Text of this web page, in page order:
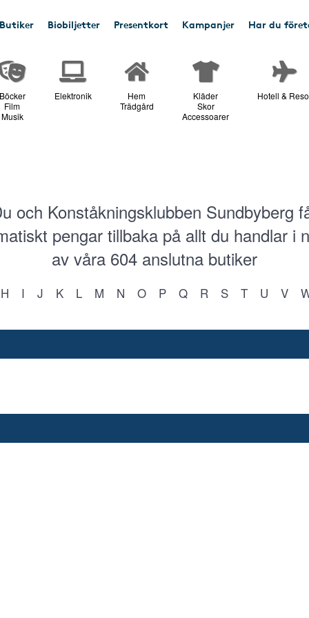
Butiker Biobiljetter Presentkort Kampanjer Har du
Film
Musik
Elektronik
Hem
Trädgård
Kläder
Skor
Accessoarer
Hotell &
och Konståkningsklubben Sundbyberg
pengar tillbaka på allt du handlar i
av våra 604 anslutna butiker
H I J K L M N O P Q R S T U V